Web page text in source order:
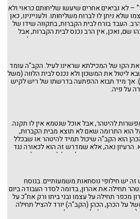
– לא נביאים אחרים שיעשו שליחותם כראוי ולא
שלא ניתן לו לברוח משליחותו. ולעניינינו, כאן
העבד בורח לבית הקברות, בתקווה שידו של
שם, ואכן, אין הרב נכנס לבית הקברות, אבל
את העבד משם. ואם תאמר, אחרי כל
שאח"כ לדורות, נעשית רק בארץ ישראל
לכך היו יוצאים מן הכלל, ראו שם), אז הנה הכהן
לפיכך מדגיש המדרש שההתגלות הייתה "בארץ
גופא.
הקו של המכילתא שראינו לעיל. הקב"ה עומד
ליטול את המשכון ולא נכנס לבית הלווה (משל
אך מיד תבוא ההפתעה בדרשתו של ריש לקיש
על פיה.
להיטהר, אבל אוכל שנטמא אין לו תקנה.
הוא התרומה שאם לא תוצא מבית הקברות,
הוא הקב"ה שיכול תמיד להיטהר או שבכלל
הרעיון נאה, אלא שמדרש זה הוא לכאורה נגד
הדרשן, כמחנך הקהל, יכול ליצור משל כזה.
ההלכה: "מנפח אדם בית הפרס והולך". ראו
ליריד של עובדי כוכבים, ולוקחין מהם
בתים ושדות וכרמים... מפני שהוא כמציל
- מטמא בחוצה לארץ לדון ולערער עמהם; וכשם
כך מטמא בבית הקברות. בבית הקברות
יש חילופי נוסחאות משמעותיים. בנוסח
תחילה את אהרון, בדומה לסדר העבודה ביום
מכפר תחילה על עצמו ובני ביתו ורק אח"כ על
על הכהן, הכהן (הקב"ה) יורד להציל תחילה
(שהוא גם השליח) וזה מציל את התרומה – את